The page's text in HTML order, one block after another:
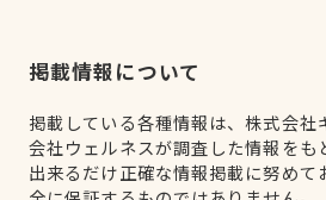
掲載情報について
掲載している各種情報は、株式会社
会社ウェルネスが調査した情報をも
出来るだけ正確な情報掲載に努めて